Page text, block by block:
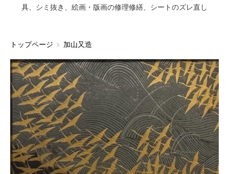
具、シミ抜き、絵画・版画の修理修繕、シートのズレ直し
トップページ 加山又造